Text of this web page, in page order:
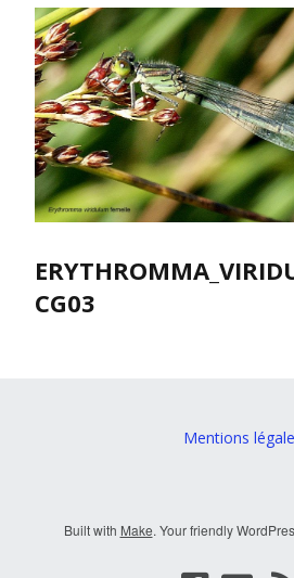
CG03
Mentions
Built with Make. Your friendly